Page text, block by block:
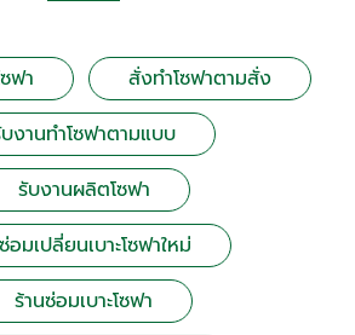
ฟา
สั่งทำโซฟาตามสั่ง
งานทำโซฟาตามแบบ
รับงานผลิตโซฟา
อมเปลี่ยนเบาะโซฟาใหม่
ร้านซ่อมเบาะโซฟา